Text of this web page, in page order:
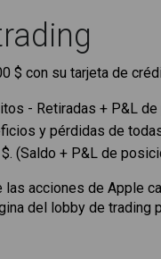
$ con su tarjeta de
- Retiradas + P&L
y pérdidas de
(Saldo + P&L de
acciones de Apple
del lobby de